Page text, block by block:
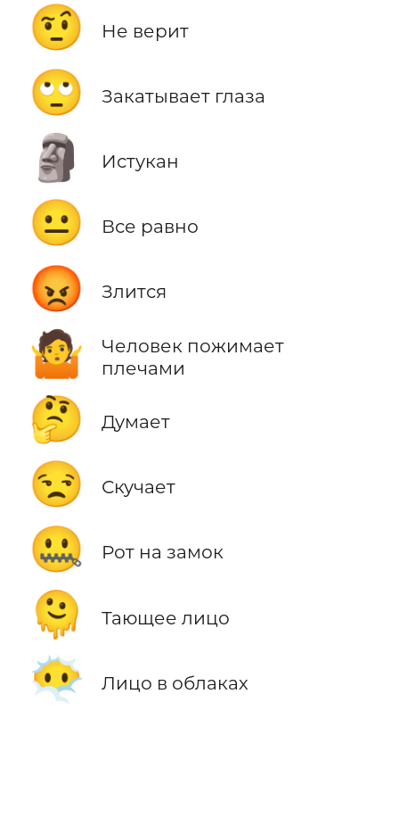
🤨 Не верит
🙄 Закатывает глаза
🗿 Истукан
😐 Все равно
😡 Злится
🤷
Человек пожимает
плечами
🤔 Думает
😒 Скучает
🤐 Рот на замок
🫠 Тающее лицо
😶‍🌫️ Лицо в облаках